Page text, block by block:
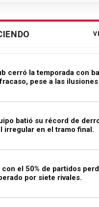
cerró la temporada con
pese a las
batió su récord de
irregular en el tramo final.
con el 50% de partidos
por siete rivales.